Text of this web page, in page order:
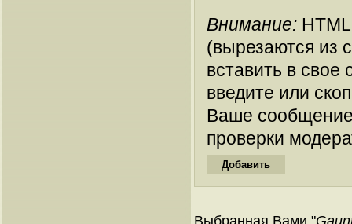
Внимание:
(вырезаются из
вставить в
введите или
Ваше
проверки
Выбранная Вами "